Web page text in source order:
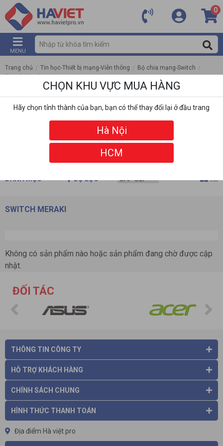
0
MENU
Trang chủ / Tin học-Thiết bị mạng-Viễn thông / Bộ chia mạng-Switch /
Switch Meraki
DANH MỤC BỘ LỌC
SWITCH MERAKI
Không có sản phẩm nào hoặc sản phẩm đang chờ được cập
nhật.
ĐỐI TÁC
THÔNG TIN CÔNG TY
HỖ TRỢ KHÁCH HÀNG
CHÍNH SÁCH CHUNG
HÌNH THỨC THANH TOÁN
Địa điểm Hà việt pro
CHỌN KHU VỰC MUA HÀNG
Hãy chọn tỉnh thành của bạn, bạn có thể thay đổi lại ở đầu trang
Hà Nội
HCM